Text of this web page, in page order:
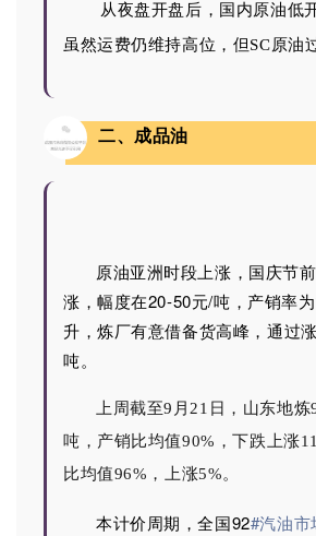
从夜盘开盘后，国内原油低
虽然运费仍维持高位，但SC原油
二、成品油
原油亚洲时段上涨，国庆节
涨，幅度在20-50元/吨，产销率
升，炼厂有意借备货高峰，通过
吨。
上周截至9月21日， 山东地炼
吨， 产销比均值90%，下跌上涨
比均值96%，上涨5%。
本计价周期，全国92#汽油市